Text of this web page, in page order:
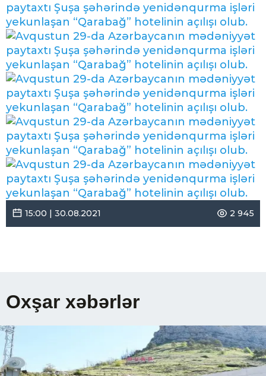
15:00 | 30.08.2021 2 945
Oxşar xəbərlər